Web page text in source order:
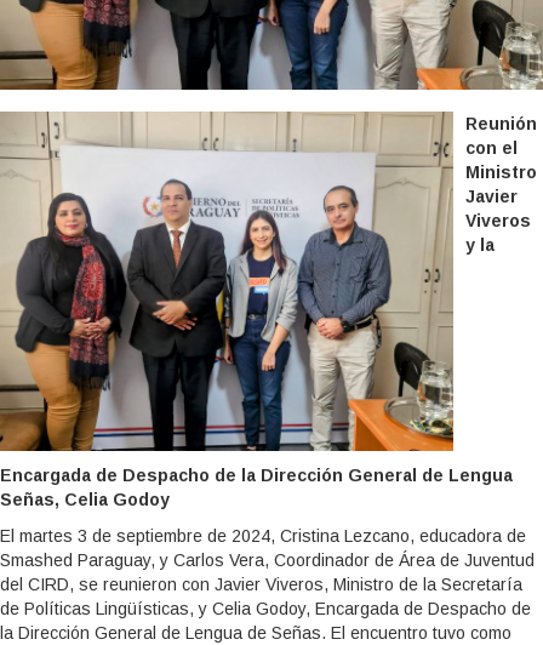
Reunión
con el
Ministro
Javier
Viveros
y la
Encargada de Despacho de la Dirección General de Lengua
Señas, Celia Godoy
El martes 3 de septiembre de 2024, Cristina Lezcano, educadora de
Smashed Paraguay, y Carlos Vera, Coordinador de Área de Juventud
del CIRD, se reunieron con Javier Viveros, Ministro de la Secretaría
de Políticas Lingüísticas, y Celia Godoy, Encargada de Despacho de
la Dirección General de Lengua de Señas. El encuentro tuvo como